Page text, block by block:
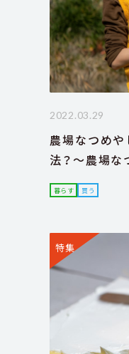
2022.03.29
農場なつめや
法？～農場な
暮らす 買う
特集